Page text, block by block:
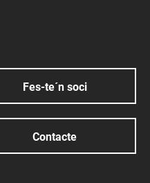
Fes-te´n soci
Contacte